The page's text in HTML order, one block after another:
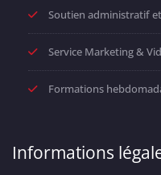
Soutien administratif
Service Marketing &
Formations
Informations